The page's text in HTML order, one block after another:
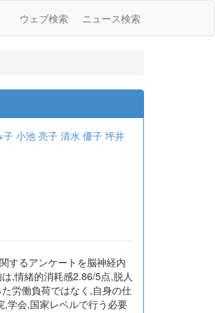
ウェブ検索 ニュース検索
子小池 亮子 清水 優子 坪井
するアンケートを脳神経内
,情緒的消耗感2.86/5点,脱人
労働負荷ではなく,自身の仕
学会,国家レベルで行う必要